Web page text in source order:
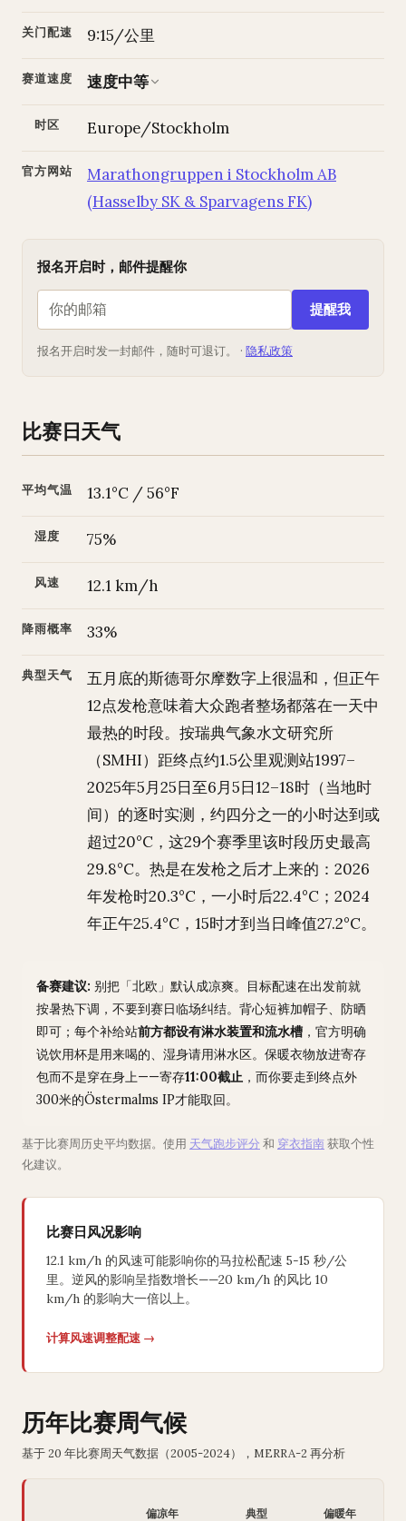
关门配速 9:15/公里
赛道速度 速度中等
时区 Europe/Stockholm
官方网站
Marathongruppen i Stockholm AB
(Hasselby SK & Sparvagens FK)
报名开启时，邮件提醒你
提醒我
报名开启时发一封邮件，随时可退订。 · 隐私政策
比赛日天气
平均气温 13.1°C / 56°F
湿度 75%
风速 12.1 km/h
降雨概率 33%
典型天气
五月底的斯德哥尔摩数字上很温和，但正午
12点发枪意味着大众跑者整场都落在一天中
最热的时段。按瑞典气象水文研究所
（SMHI）距终点约1.5公里观测站1997–
2025年5月25日至6月5日12–18时（当地时
间）的逐时实测，约四分之一的小时达到或
超过20°C，这29个赛季里该时段历史最高
29.8°C。热是在发枪之后才上来的：2026
年发枪时20.3°C，一小时后22.4°C；2024
年正午25.4°C，15时才到当日峰值27.2°C。
备赛建议: 别把「北欧」默认成凉爽。目标配速在出发前就
按暑热下调，不要到赛日临场纠结。背心短裤加帽子、防晒
即可；每个补给站前方都设有淋水装置和流水槽 ，官方明确
说饮用杯是用来喝的、湿身请用淋水区。保暖衣物放进寄存
包而不是穿在身上——寄存11:00截止 ，而你要走到终点外
300米的Östermalms IP才能取回。
基于比赛周历史平均数据。使用 天气跑步评分 和 穿衣指南获取个性
化建议。
比赛日风况影响
12.1 km/h 的风速可能影响你的马拉松配速 5-15 秒/公
里。逆风的影响呈指数增长——20 km/h 的风比 10
km/h 的影响大一倍以上。
计算风速调整配速 →
历年比赛周气候
基于 20 年比赛周天气数据（2005-2024），MERRA-2 再分析
偏凉年 典型 偏暖年